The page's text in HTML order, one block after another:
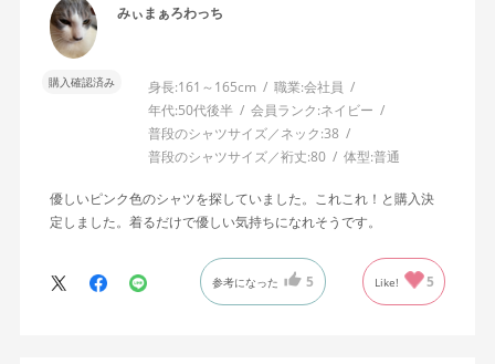
みぃまぁろわっち
購入確認済み 身長:161～165cm 職業:会社員
年代:50代後半 会員ランク:ネイビー
普段のシャツサイズ／ネック:38
普段のシャツサイズ／裄丈:80 体型:普通
優しいピンク色のシャツを探していました。これこれ！と購入決
定しました。着るだけで優しい気持ちになれそうです。
参考になった 5 Like! 5